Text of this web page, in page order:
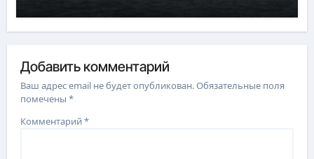
Добавить комментарий
Ваш адрес email не будет опубликован.Обязательные поля
помечены*
Комментарий*